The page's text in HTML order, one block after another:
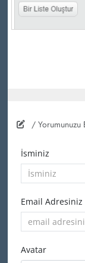
/ Yorumunuzu
İsminiz
Email Adresiniz
Avatar